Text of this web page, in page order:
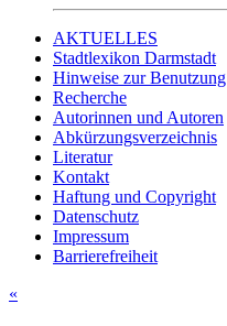
AKTUELLES
Stadtlexikon Darmstadt
Hinweise zur Benutzung
Recherche
Autorinnen und Autoren
Abkürzungsverzeichnis
Literatur
Kontakt
Haftung und Copyright
Datenschutz
Impressum
Barrierefreiheit
«